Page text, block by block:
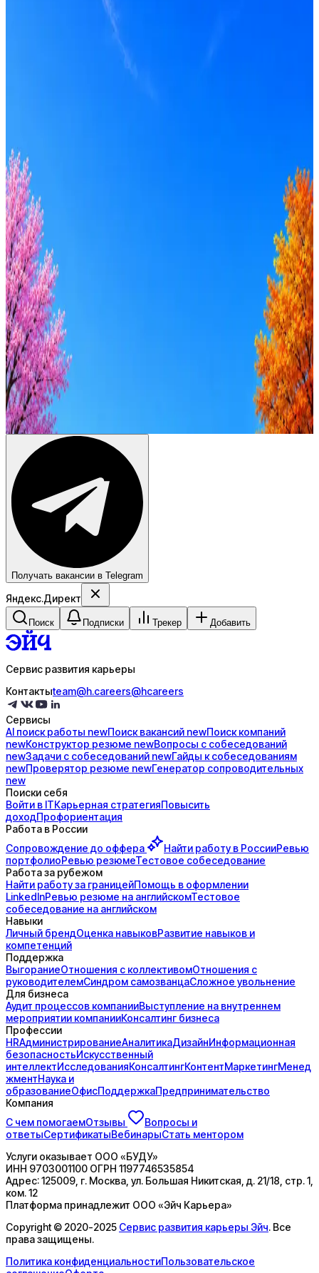
Формат
Удалённо
Грейд
Intern
Зарплата
от 50к
от 350к
Стратегия поиска с AI: рынки, позиции, вилка, каналы
Ежедневный подбор из 600+ источников
AI генерация сопроводительных писем
Получать вакансии в Telegram
Яндекс.Директ
Поиск Подписки Трекер Добавить
Сервис развития карьеры
Контактыteam@h.careers@hcareers
Сервисы
AI поискработы newПоисквакансий newПоисккомпаний
newКонструктор резюме newВопросы с собеседований
newЗадачи с собеседований newГайды ксобеседованиям
newПроверятор резюме newГенератор сопроводительных
new
Поиски себя
Войти в ITКарьерная стратегияПовысить
доходПрофориентация
Работа в России
Сопровождение до оффера Найти работу в РоссииРевью
портфолиоРевью резюмеТестовое собеседование
Работа за рубежом
Найти работу за границейПомощь в оформлении
LinkedInРевью резюме на английскомТестовое
собеседование на английском
Навыки
Личный брендОценка навыковРазвитие навыков и
компетенций
Поддержка
ВыгораниеОтношения с коллективомОтношения с
руководителемСиндром самозванцаСложное увольнение
Для бизнеса
Аудит процессов компанииВыступление на внутреннем
мероприятии компанииКонсалтинг бизнеса
Профессии
HRАдминистрированиеАналитикаДизайнИнформационная
безопасностьИскусственный
интеллектИсследованияКонсалтингКонтентМаркетингМенед
жментНаука и
образованиеОфисПоддержкаПредпринимательство
Компания
С чем помогаемОтзывы
Вопросы и
ответыСертификатыВебинарыСтать ментором
Услуги оказывает ООО «БУДУ»
ИНН 9703001100 ОГРН 1197746535854
Адрес:125009, г. Москва, ул. Большая Никитская, д. 21/18, стр. 1,
ком. 12
Платформа принадлежит ООО «Эйч Карьера»
Copyright © 2020-2025 Сервис развития карьеры Эйч. Все
права защищены.
Политика конфиденциальностиПользовательское